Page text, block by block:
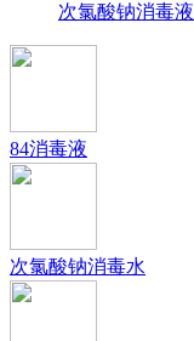
次氯酸钠消毒液
84消毒液
次氯酸钠消毒水